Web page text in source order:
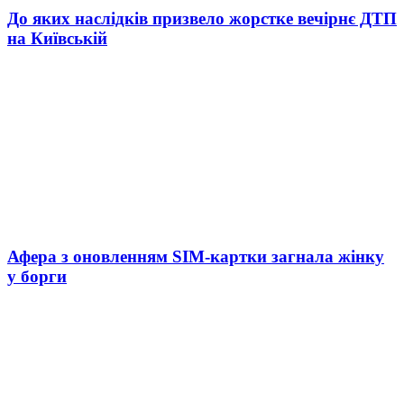
До яких наслідків призвело жорстке вечірнє ДТП
на Київській
Афера з оновленням SIM-картки загнала жінку
у борги